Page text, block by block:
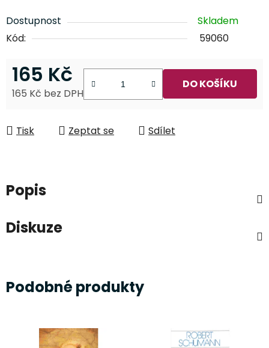
Dostupnost
Skladem
Kód:
59060
165 Kč
165 Kč bez DPH
DO KOŠÍKU
Tisk Zeptat se Sdílet
Popis
Diskuze
Podobné produkty